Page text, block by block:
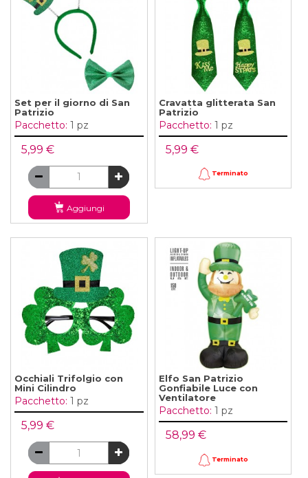
Set per il giorno di San
Patrizio
Pacchetto: 1 pz
5,99 €
Aggiungi
Cravatta glitterata San
Patrizio
Pacchetto: 1 pz
5,99 €
Terminato
Occhiali Trifolgio con
Mini Cilindro
Pacchetto: 1 pz
5,99 €
Elfo San Patrizio
Gonfiabile Luce con
Ventilatore
Pacchetto: 1 pz
58,99 €
Terminato